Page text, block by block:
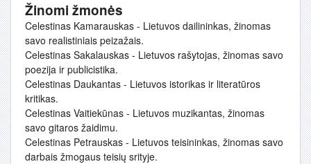
Žinomi žmonės
Celestinas Kamarauskas - Lietuvos dailininkas, žinomas
savo realistiniais peizažais.
Celestinas Sakalauskas - Lietuvos rašytojas, žinomas savo
poezija ir publicistika.
Celestinas Daukantas - Lietuvos istorikas ir literatūros
kritikas.
Celestinas Vaitiekūnas - Lietuvos muzikantas, žinomas
savo gitaros žaidimu.
Celestinas Petrauskas - Lietuvos teisininkas, žinomas savo
darbais žmogaus teisių srityje.